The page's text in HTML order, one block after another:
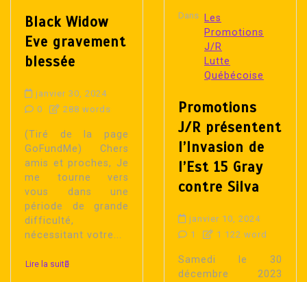
Black Widow
Eve gravement
blessée
janvier 30, 2024
0
288 words
(Tiré de la page
GoFundMe) Chers
amis et proches, Je
me tourne vers
vous dans une
période de grande
difficulté,
nécessitant votre...
Lire la suite
Dans
Les
Promotions
J/R
Lutte
Québécoise
Promotions
J/R présentent
l’Invasion de
l’Est 15 Gray
contre Silva
janvier 10, 2024
1
1 122 word
Samedi le 30
décembre 2023